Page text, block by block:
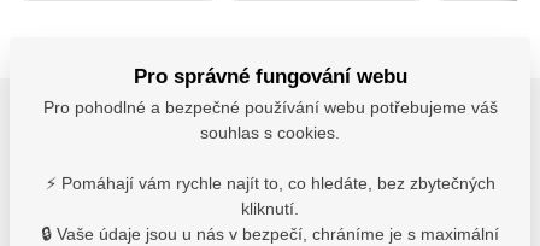
kožená kovářská zástěra do pasu
Pro správné fungování webu
Pro pohodlné a bezpečné používání webu potřebujeme váš
souhlas s cookies.
⚡ Pomáhají vám rychle najít to, co hledáte, bez zbytečných
kliknutí.
🔒 Vaše údaje jsou u nás v bezpečí, chráníme je s maximální